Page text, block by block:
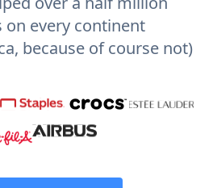
on every continent
because of course not)